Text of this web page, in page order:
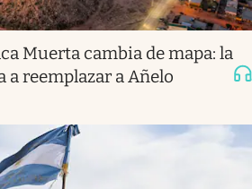
Muerta cambia de mapa: la
a reemplazar a Añelo